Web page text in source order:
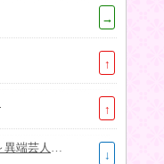
→
↑
↑
↓